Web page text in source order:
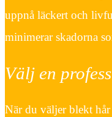
uppnå läckert och
minimerar skadorna
Välj en
När du väljer blekt hår